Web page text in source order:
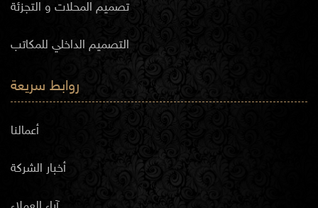
تصميم المحلات و التجزئة
التصميم الداخلي للمكاتب
روابط سريعة
أعمالنا
أخبار الشركة